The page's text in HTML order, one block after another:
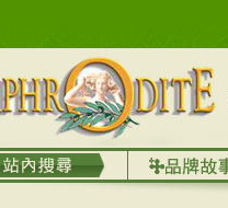
地區～
在外租屋者、居住處無管
理員、不方便在工作地點
取件者，歡迎多多使用
【郵局i郵箱】的服務喔～
【i郵箱】設立的地點，請
進入內頁連結～